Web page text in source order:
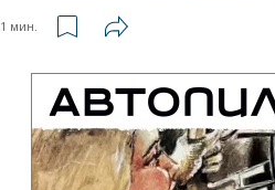
1 мин.